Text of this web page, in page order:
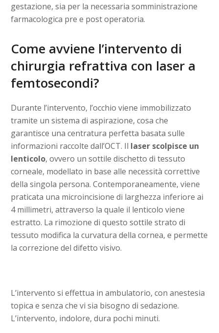
gestazione, sia per la necessaria somministrazione
farmacologica pre e post operatoria.
Come avviene l’intervento di
chirurgia refrattiva con laser a
femtosecondi?
Durante l’intervento, l’occhio viene immobilizzato
tramite un sistema di aspirazione, cosa che
garantisce una centratura perfetta basata sulle
informazioni raccolte dall’OCT. Il laser scolpisce un
lenticolo, ovvero un sottile dischetto di tessuto
corneale, modellato in base alle necessità correttive
della singola persona. Contemporaneamente, viene
praticata una microincisione di larghezza inferiore ai
4 millimetri, attraverso la quale il lenticolo viene
estratto. La rimozione di questo sottile strato di
tessuto modifica la curvatura della cornea, e permette
la correzione del difetto visivo.
L’intervento si effettua in ambulatorio, con anestesia
topica e senza che vi sia bisogno di sedazione.
L’intervento, indolore, dura pochi minuti.